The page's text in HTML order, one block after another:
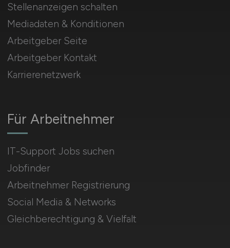
Für Arbeitnehmer
IT-Support Jobs suchen
Jobfinder
Arbeitnehmer Registrierung
Social Media & Networks
Gleichberechtigung & Vielfalt
Stellenanzeigen schalten
Mediadaten & Konditionen
Arbeitgeber Seite
Arbeitgeber Kontakt
Karrierenetzwerk